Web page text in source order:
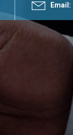
Email: